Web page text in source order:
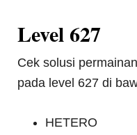
Level 627
Cek solusi
pada level 627 di
HETERO